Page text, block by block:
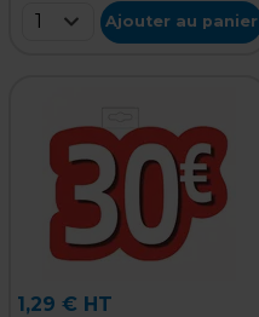
1 Ajouter au panier
1,29 € HT